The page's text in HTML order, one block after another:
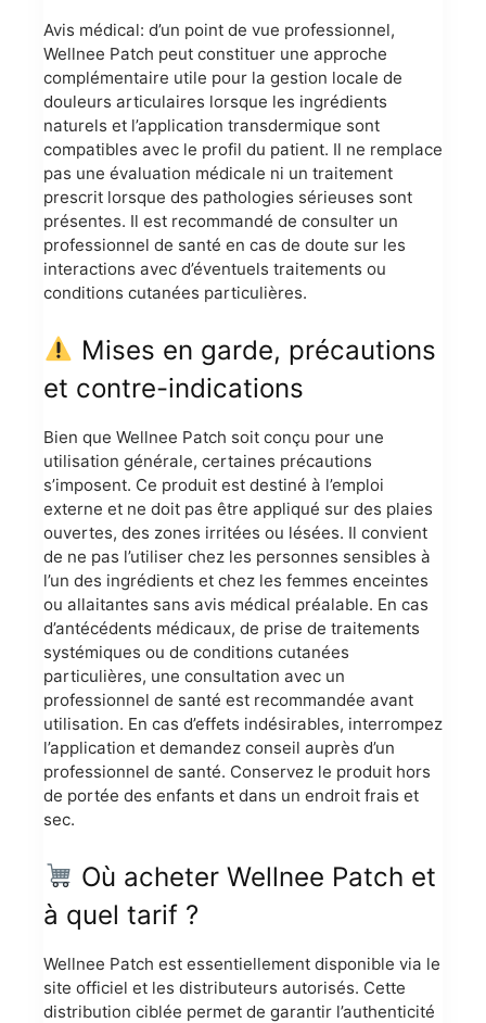
Avis médical: d’un point de vue professionnel,
Wellnee Patch peut constituer une approche
complémentaire utile pour la gestion locale de
douleurs articulaires lorsque les ingrédients
naturels et l’application transdermique sont
compatibles avec le profil du patient. Il ne remplace
pas une évaluation médicale ni un traitement
prescrit lorsque des pathologies sérieuses sont
présentes. Il est recommandé de consulter un
professionnel de santé en cas de doute sur les
interactions avec d’éventuels traitements ou
conditions cutanées particulières.
Mises en garde, précautions
et contre-indications
Bien que Wellnee Patch soit conçu pour une
utilisation générale, certaines précautions
s’imposent. Ce produit est destiné à l’emploi
externe et ne doit pas être appliqué sur des plaies
ouvertes, des zones irritées ou lésées. Il convient
de ne pas l’utiliser chez les personnes sensibles à
l’un des ingrédients et chez les femmes enceintes
ou allaitantes sans avis médical préalable. En cas
d’antécédents médicaux, de prise de traitements
systémiques ou de conditions cutanées
particulières, une consultation avec un
professionnel de santé est recommandée avant
utilisation. En cas d’effets indésirables, interrompez
l’application et demandez conseil auprès d’un
professionnel de santé. Conservez le produit hors
de portée des enfants et dans un endroit frais et
sec.
Où acheter Wellnee Patch et
à quel tarif ?
Wellnee Patch est essentiellement disponible via le
site officiel et les distributeurs autorisés. Cette
distribution ciblée permet de garantir l’authenticité